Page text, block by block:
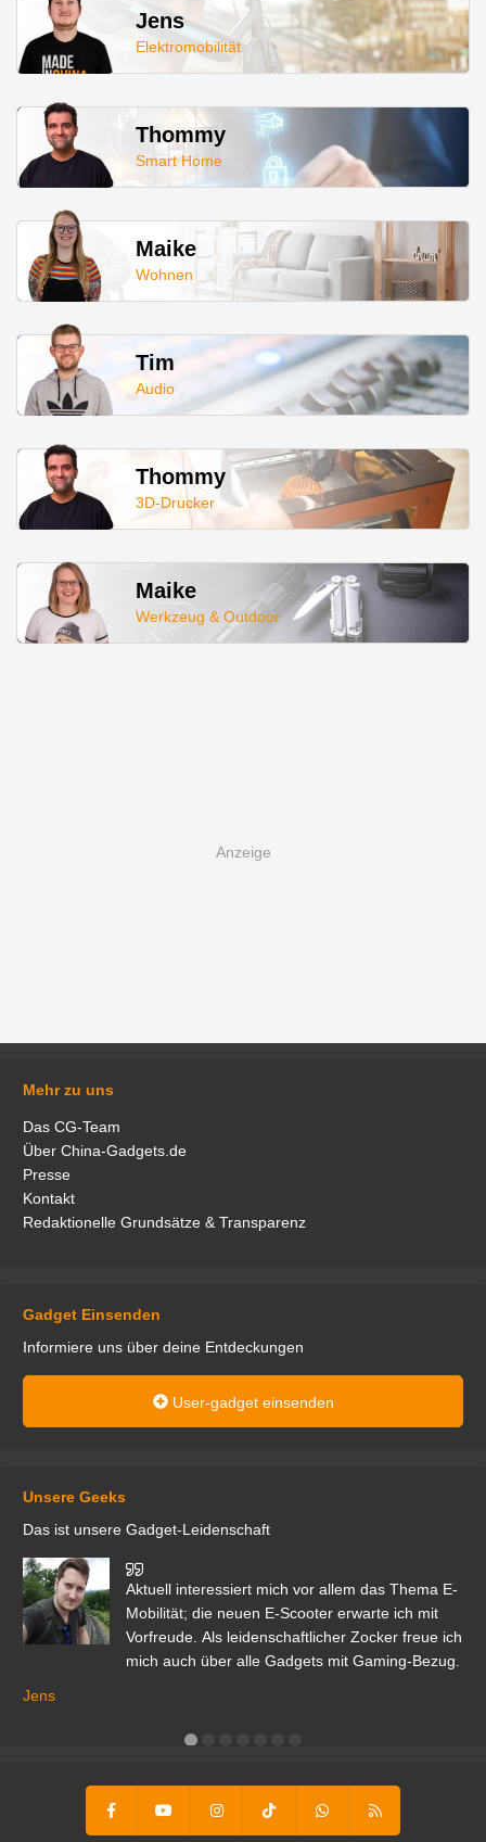
Jens
Elektromobilität
Thommy
Smart Home
Maike
Wohnen
Tim
Audio
Thommy
3D-Drucker
Maike
Werkzeug & Outdoor
Mehr zu uns
Das CG-Team
Über China-Gadgets.de
Presse
Kontakt
Redaktionelle Grundsätze & Transparenz
Gadget Einsenden
Informiere uns über deine Entdeckungen
User-gadget einsenden
Unsere Geeks
Das ist unsere Gadget-Leidenschaft
Aktuell interessiert mich vor allem das Thema E-
Mobilität; die neuen E-Scooter erwarte ich mit
Vorfreude. Als leidenschaftlicher Zocker freue ich
mich auch über alle Gadgets mit Gaming-Bezug.
Jens